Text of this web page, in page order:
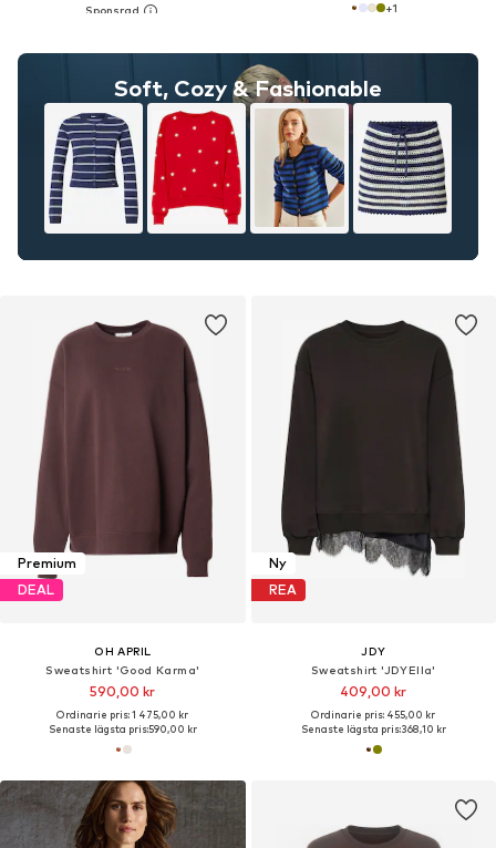
Soft, Cozy & Fashionable
+1
Premium
DEAL
OH APRIL
Sweatshirt 'Good Karma'
590,00 kr
Ordinarie pris: 1 475,00 kr
Senaste lägsta pris:590,00 kr
Ny
REA
JDY
Sweatshirt 'JDYElla'
409,00 kr
Ordinarie pris: 455,00 kr
Senaste lägsta pris:368,10 kr